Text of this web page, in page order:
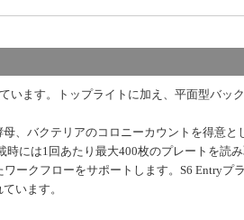
います。トップライトに加え、平面型バッ
、バクテリアのコロニーカウントを得意と
には1回あたり最大400枚のプレートを読
ークフローをサポートします。S6 Entryプ
います。